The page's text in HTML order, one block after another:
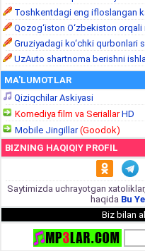
Toshkentdagi eng ifloslangan
Qozog‘iston O‘zbekiston
Gruziyadagi ko‘chki qurbonlari
UzAuto shartnoma berishni
MA'LUMOTLAR
Qiziqchilar Askiyasi
Komediya film va SeriallarHD
Mobile Jingillar(Goodok)
BIZNING HAQIQIY PROFIL
Saytimizda uchrayotgan
haqida Bu
Biz bilan